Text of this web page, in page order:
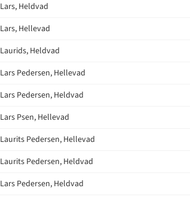
Lars, Heldvad
Lars, Hellevad
Laurids, Heldvad
Lars Pedersen, Hellevad
Lars Pedersen, Heldvad
Lars Psen, Hellevad
Laurits Pedersen, Hellevad
Laurits Pedersen, Heldvad
Lars Pedersen, Heldvad